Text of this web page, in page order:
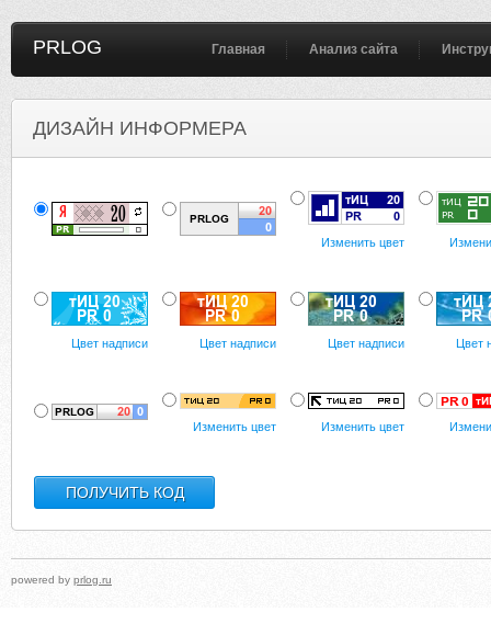
PRLOG Главная Анализ сайта
ДИЗАЙН ИНФОРМЕРА
Изменить цвет
Цвет надписи Цвет надписи Цвет надписи Цвет
Изменить цвет Изменить цвет
powered by prlog.ru